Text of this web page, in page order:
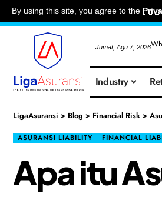
By using this site, you agree to the
Jumat, Agu 7, 2026
Industry
LigaAsuransi > Blog > Financial Risk >
ASURANSI LIABILITY FINANCIAL
Apa itu